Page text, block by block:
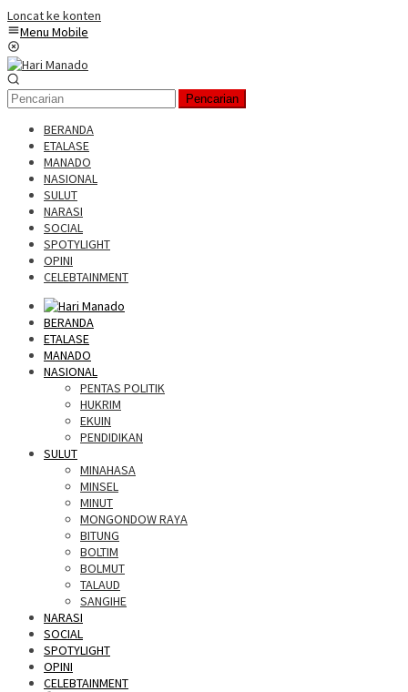
Loncat ke konten
Menu Mobile
Pencarian
BERANDA
ETALASE
MANADO
NASIONAL
SULUT
NARASI
SOCIAL
SPOTYLIGHT
OPINI
CELEBTAINMENT
BERANDA
ETALASE
MANADO
NASIONAL
PENTAS POLITIK
HUKRIM
EKUIN
PENDIDIKAN
SULUT
MINAHASA
MINSEL
MINUT
MONGONDOW RAYA
BITUNG
BOLTIM
BOLMUT
TALAUD
SANGIHE
NARASI
SOCIAL
SPOTYLIGHT
OPINI
CELEBTAINMENT